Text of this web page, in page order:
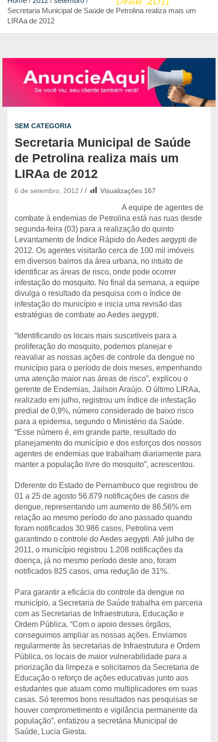
Secretaria Municipal de Saúde de Petrolina realiza mais um
LIRAa de 2012
SEM CATEGORIA
Secretaria Municipal de Saúde
de Petrolina realiza mais um
LIRAa de 2012
6 de setembro, 2012 Visualizações 167
A equipe de agentes de
combate à endemias de Petrolina está nas ruas desde
segunda-feira (03) para a realização do quinto
Levantamento de Índice Rápido do Aedes aegypti de
2012. Os agentes visitarão cerca de 100 mil imóveis
em diversos bairros da área urbana, no intuito de
identificar as áreas de risco, onde pode ocorrer
infestação do mosquito. No final da semana, a equipe
divulga o resultado da pesquisa com o índice de
infestação do município e inicia uma revisão das
estratégias de combate ao Aedes aegypti.
“Identificando os locais mais suscetíveis para a
proliferação do mosquito, podemos planejar e
reavaliar as nossas ações de controle da dengue no
município para o período de dois meses, empenhando
uma atenção maior nas áreas de risco”, explicou o
gerente de Endemias, Jailson Araújo. O último LIRAa,
realizado em julho, registrou um índice de infestação
predial de 0,9%, número considerado de baixo risco
para a epidemia, segundo o Ministério da Saúde.
“Esse número é, em grande parte, resultado do
planejamento do município e dos esforços dos nossos
agentes de endemias que trabalham diariamente para
manter a população livre do mosquito”, acrescentou.
Diferente do Estado de Pernambuco que registrou de
01 a 25 de agosto 56.879 notificações de casos de
dengue, representando um aumento de 86,56% em
relação ao mesmo período do ano passado quando
foram notificados 30.986 casos, Petrolina vem
garantindo o controle do Aedes aegypti. Até julho de
2011, o município registrou 1.208 notificações da
doença, já no mesmo período deste ano, foram
notificados 825 casos, uma redução de 31%.
Para garantir a eficácia do controle da dengue no
município, a Secretaria de Saúde trabalha em parceria
com as Secretarias de Infraestrutura, Educação e
Ordem Pública. “Com o apoio desses órgãos,
conseguimos ampliar as nossas ações. Enviamos
regularmente às secretarias de Infraestrutura e Ordem
Pública, os locais de maior vulnerabilidade para a
priorização da limpeza e solicitamos da Secretaria de
Educação o reforço de ações educativas junto aos
estudantes que atuam como multiplicadores em suas
casas. Só teremos bons resultados nas pesquisas se
houver comprometimento e vigilância permanente da
população”, enfatizou a secretária Municipal de
Saúde, Lucia Giesta.